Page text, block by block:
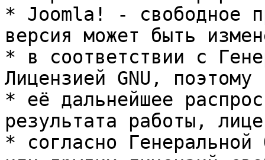
* Joomla! - свободное
версия может быть
* в соответствии с
Лицензией GNU, поэтому
* её дальнейшее
результата работы,
* согласно Генеральной